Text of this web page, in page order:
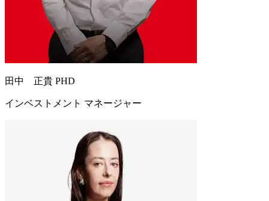
田中 正貴 PHD
インベストメント マネージャー